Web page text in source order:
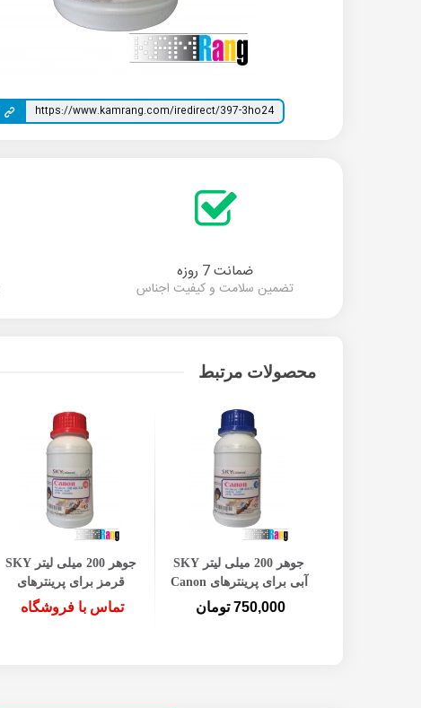
ضمانت 7 روزه
تضمین سلامت و کیفیت اجناس
محصولات مرتبط
افزودن به سبد خریدجوهر 200 میلی لیتر SKY
آبی برای پرینترهای Canon
750,000 تومان
جوهر 200 میلی لیتر SKY
قرمز برای پرینترهای
Canon
تماس با فروشگاه